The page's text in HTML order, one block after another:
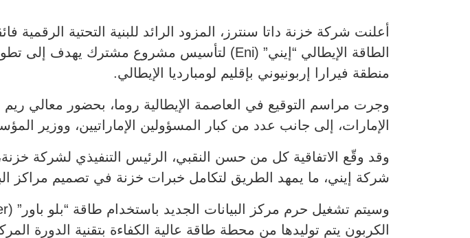
منطقة فيرارا إربونيوني بإقليم لومبارديا الإيطالي.
وجرت مراسم التوقيع في العاصمة الإيطالية روما، بحضور معالي
الإمارات، إلى جانب عدد من كبار المسؤولين الإماراتيين، ووزير
وقد وقّع الاتفاقية كل من حسن النقبي، الرئيس التنفيذي لشركة
شركة إيني، ما يمهد الطريق لتكامل خبرات خزنة في تصميم مراكز